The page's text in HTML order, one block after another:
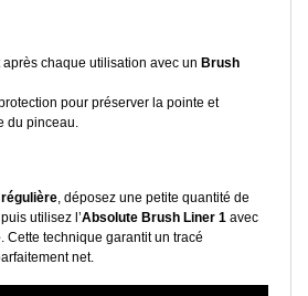
chaque utilisation avec un Brush
pour préserver la pointe et
du pinceau.
, déposez une petite quantité de
utilisez l’Absolute Brush Liner 1 avec
. Cette technique garantit un tracé
net.